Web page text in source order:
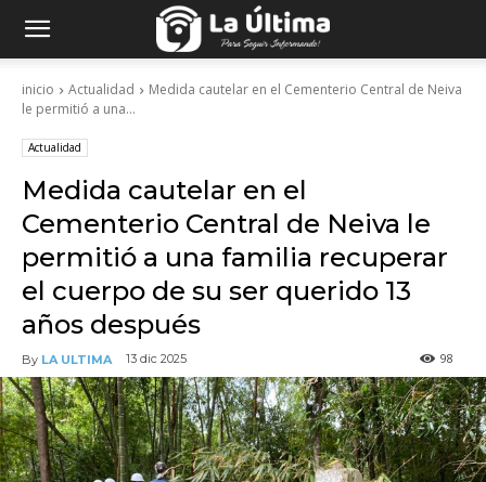
inicio Actualidad
Medida cautelar en el Cementerio Central de Neiva
le permitió a una...
Actualidad
Medida cautelar en el
Cementerio Central de Neiva le
permitió a una familia recuperar
el cuerpo de su ser querido 13
años después
By LA ULTIMA 13 dic 2025 98